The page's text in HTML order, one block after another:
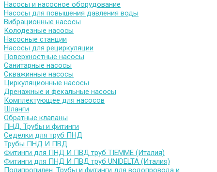
Насосы и насосное оборудование
Насосы для повышения давления воды
Вибрационные насосы
Колодезные насосы
Насосные станции
Насосы для рециркуляции
Поверхностные насосы
Санитарные насосы
Скважинные насосы
Циркуляционные насосы
Дренажные и фекальные насосы
Комплектующее для насосов
Шланги
Обратные клапаны
ПНД. Трубы и фитинги
Седелки для труб ПНД
Трубы ПНД И ПВД
Фитинги для ПНД И ПВД труб TIEMME (Италия)
Фитинги для ПНД И ПВД труб UNIDELTA (Италия)
Полипропилен. Трубы и фитинги для водопровода и